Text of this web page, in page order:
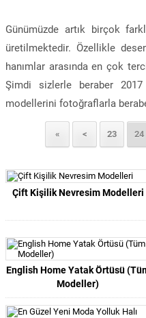
Günümüzde artık birçok
üretilmektedir. Özellikle
hanımlar arasında en çok
Şimdi sizlerle beraber 2017
modellerini fotoğraflarla
« < 23 24
Çift Kişilik Nevresim Modelleri
English Home Yatak Örtüsü
Modeller)